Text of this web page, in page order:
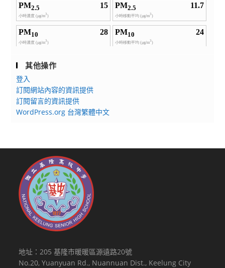
其他操作
登入
訂閱網站內容的資訊提供
訂閱留言的資訊提供
WordPress.org 台灣繁體中文
地址：205 基隆市暖暖區源遠路20號
No.20, Yuanyuan Rd., Nuannuan Dist., Keelung City